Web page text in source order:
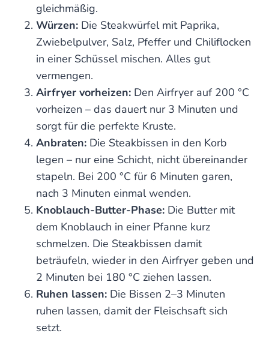
gleichmäßig.
Würzen: Die Steakwürfel mit Paprika,
Zwiebelpulver, Salz, Pfeffer und Chiliflocken
in einer Schüssel mischen. Alles gut
vermengen.
Airfryer vorheizen: Den Airfryer auf 200 °C
vorheizen – das dauert nur 3 Minuten und
sorgt für die perfekte Kruste.
Anbraten: Die Steakbissen in den Korb
legen – nur eine Schicht, nicht übereinander
stapeln. Bei 200 °C für 6 Minuten garen,
nach 3 Minuten einmal wenden.
Knoblauch-Butter-Phase: Die Butter mit
dem Knoblauch in einer Pfanne kurz
schmelzen. Die Steakbissen damit
beträufeln, wieder in den Airfryer geben und
2 Minuten bei 180 °C ziehen lassen.
Ruhen lassen: Die Bissen 2–3 Minuten
ruhen lassen, damit der Fleischsaft sich
setzt.